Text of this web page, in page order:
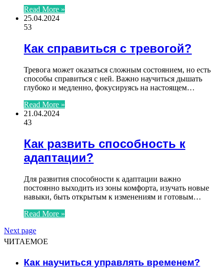
Read More »
25.04.2024
53
Как справиться с тревогой?
Тревога может оказаться сложным состоянием, но есть
способы справиться с ней. Важно научиться дышать
глубоко и медленно, фокусируясь на настоящем…
Read More »
21.04.2024
43
Как развить способность к
адаптации?
Для развития способности к адаптации важно
постоянно выходить из зоны комфорта, изучать новые
навыки, быть открытым к изменениям и готовым…
Read More »
Next page
ЧИТАЕМОЕ
Как научиться управлять временем?